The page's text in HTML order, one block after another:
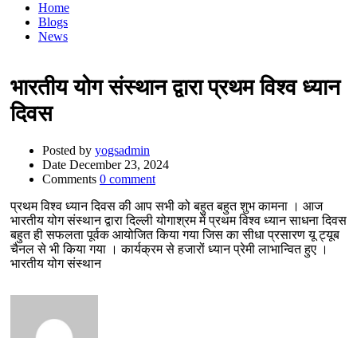
Home
Blogs
News
भारतीय योग संस्थान द्वारा प्रथम विश्व ध्यान
दिवस
Posted by yogsadmin
Date December 23, 2024
Comments 0 comment
प्रथम विश्व ध्यान दिवस की आप सभी को बहुत बहुत शुभ कामना । आज
भारतीय योग संस्थान द्वारा दिल्ली योगाश्रम में प्रथम विश्व ध्यान साधना दिवस
बहुत ही सफलता पूर्वक आयोजित किया गया जिस का सीधा प्रसारण यू ट्यूब
चैनल से भी किया गया । कार्यक्रम से हजारों ध्यान प्रेमी लाभान्वित हुए ।
भारतीय योग संस्थान